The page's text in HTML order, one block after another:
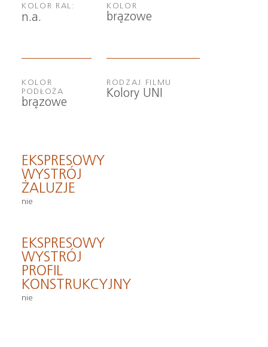
KOLOR RAL:
n.a.
KOLOR
PODŁOŻA
brązowe
KOLOR
brązowe
RODZAJ FILMU
Kolory UNI
EKSPRESOWY
WYSTRÓJ
ŻALUZJE
nie
EKSPRESOWY
WYSTRÓJ
PROFIL
KONSTRUKCYJNY
nie